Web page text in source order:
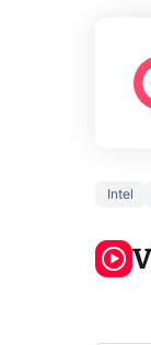
Intel
3